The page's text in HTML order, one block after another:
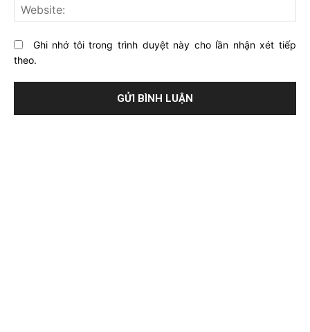
Ghi nhớ tôi trong trình duyệt này cho lần nhận xét tiếp
theo.